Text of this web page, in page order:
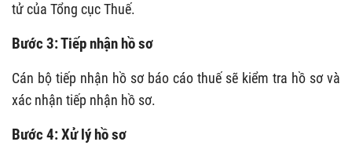
tử của Tổng cục Thuế.
Bước 3: Tiếp nhận hồ sơ
Cán bộ tiếp nhận hồ sơ báo cáo thuế sẽ kiểm tra hồ sơ và
xác nhận tiếp nhận hồ sơ.
Bước 4: Xử lý hồ sơ